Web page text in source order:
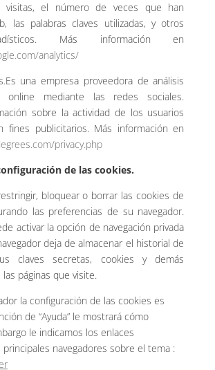
visitas, el número de veces que han
las palabras claves utilizadas, y otros
Más información en
analytics/
una empresa proveedora de análisis
online mediante las redes sociales.
sobre la actividad de los usuarios
fines publicitarios. Más información en
privacy.php
de las cookies.
bloquear o borrar las cookies de
las preferencias de su navegador.
activar la opción de navegación privada
deja de almacenar el historial de
claves secretas, cookies y demás
páginas que visite.
la configuración de las cookies es
de “Ayuda” le mostrará cómo
le indicamos los enlaces
navegadores sobre el tema :